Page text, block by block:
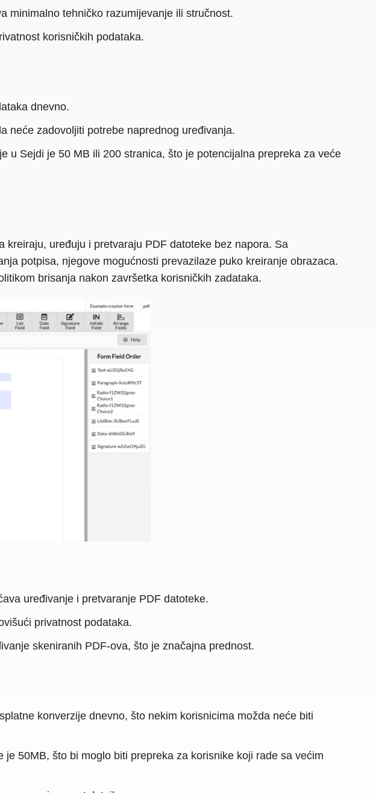
minimalno tehničko razumijevanje ili stručnost.
korisničkih podataka.
dnevno.
neće zadovoljiti potrebe naprednog uređivanja.
u Sejdi je 50 MB ili 200 stranica, što je potencijalna prepreka za veće
uređuju i pretvaraju PDF datoteke bez napora. Sa
potpisa, njegove mogućnosti prevazilaze puko kreiranje obrazaca.
brisanja nakon završetka korisničkih zadataka.
uređivanje i pretvaranje PDF datoteke.
privatnost podataka.
skeniranih PDF-ova, što je značajna prednost.
konverzije dnevno, što nekim korisnicima možda neće biti
50MB, što bi moglo biti prepreka za korisnike koji rade sa većim